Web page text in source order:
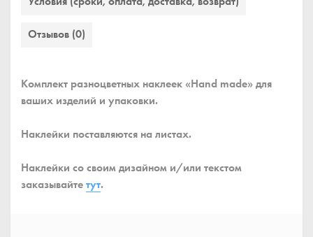
Отзывов (0)
Комплект разноцветных наклеек «Hand made» для
ваших изделий и упаковки.
Наклейки поставляются на листах.
Наклейки со своим дизайном и/или текстом
заказывайтетут.